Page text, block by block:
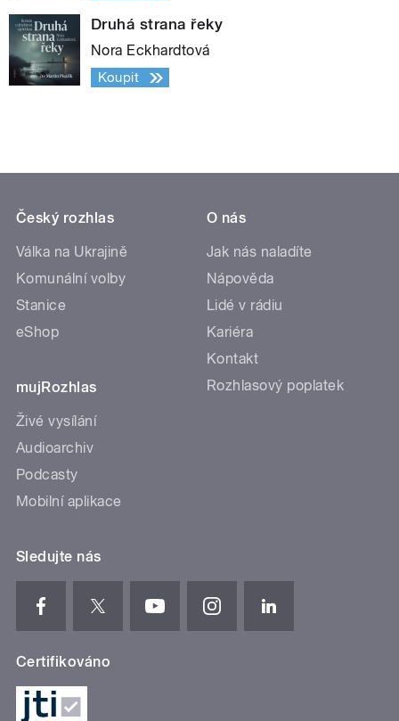
Druhá strana řeky
Nora Eckhardtová
Koupit
Český rozhlas
Válka na Ukrajině
Komunální volby
Stanice
eShop
mujRozhlas
Živé vysílání
Audioarchiv
Podcasty
Mobilní aplikace
O nás
Jak nás naladíte
Nápověda
Lidé v rádiu
Kariéra
Kontakt
Rozhlasový poplatek
Sledujte nás
Certifikováno